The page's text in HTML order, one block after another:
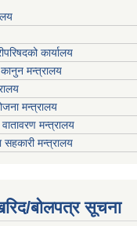
कार्यालय
मन्त्रालय
मन्त्रालय
मन्त्रालय
सहकारी मन्त्रालय
बोलपत्र सूचना